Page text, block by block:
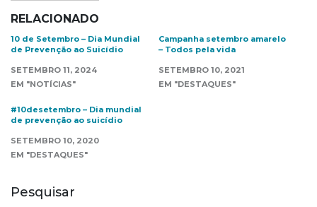
RELACIONADO
10 de Setembro – Dia Mundial
de Prevenção ao Suicídio
SETEMBRO 11, 2024
EM "NOTÍCIAS"
Campanha setembro amarelo
– Todos pela vida
SETEMBRO 10, 2021
EM "DESTAQUES"
#10desetembro – Dia mundial
de prevenção ao suicídio
SETEMBRO 10, 2020
EM "DESTAQUES"
Pesquisar